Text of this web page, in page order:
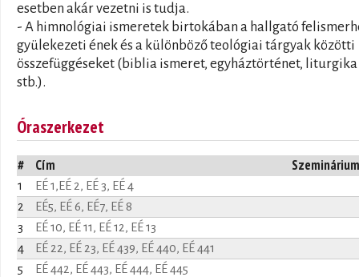
esetben akár vezetni is tudja.
- A himnológiai ismeretek birtokában a hallgató
gyülekezeti ének és a különböző teológiai tárgyak közötti
összefüggéseket (biblia ismeret, egyháztörténet, liturgika
stb.).
Óraszerkezet
# Cím Szeminárium
1
EÉ 1,EÉ 2, EÉ 3, EÉ 4
2
EÉ5, EÉ 6, EÉ7, EÉ 8
3
EÉ 10, EÉ 11, EÉ 12, EÉ 13
4
EÉ 22, EÉ 23, EÉ 439, EÉ 440, EÉ 441
5
EÉ 442, EÉ 443, EÉ 444, EÉ 445